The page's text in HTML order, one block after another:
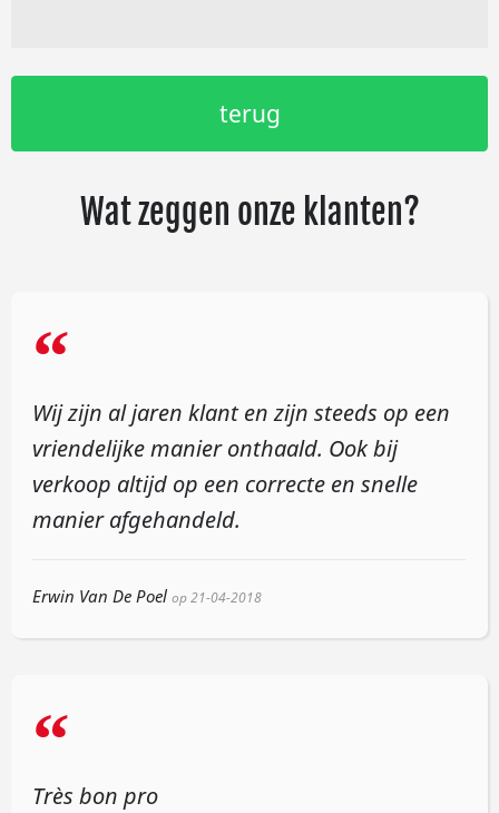
terug
Wat zeggen onze klanten?
“
Wij zijn al jaren klant en zijn steeds op een
vriendelijke manier onthaald. Ook bij
verkoop altijd op een correcte en snelle
manier afgehandeld.
Erwin Van De Poel op 21-04-2018
“
Très bon pro